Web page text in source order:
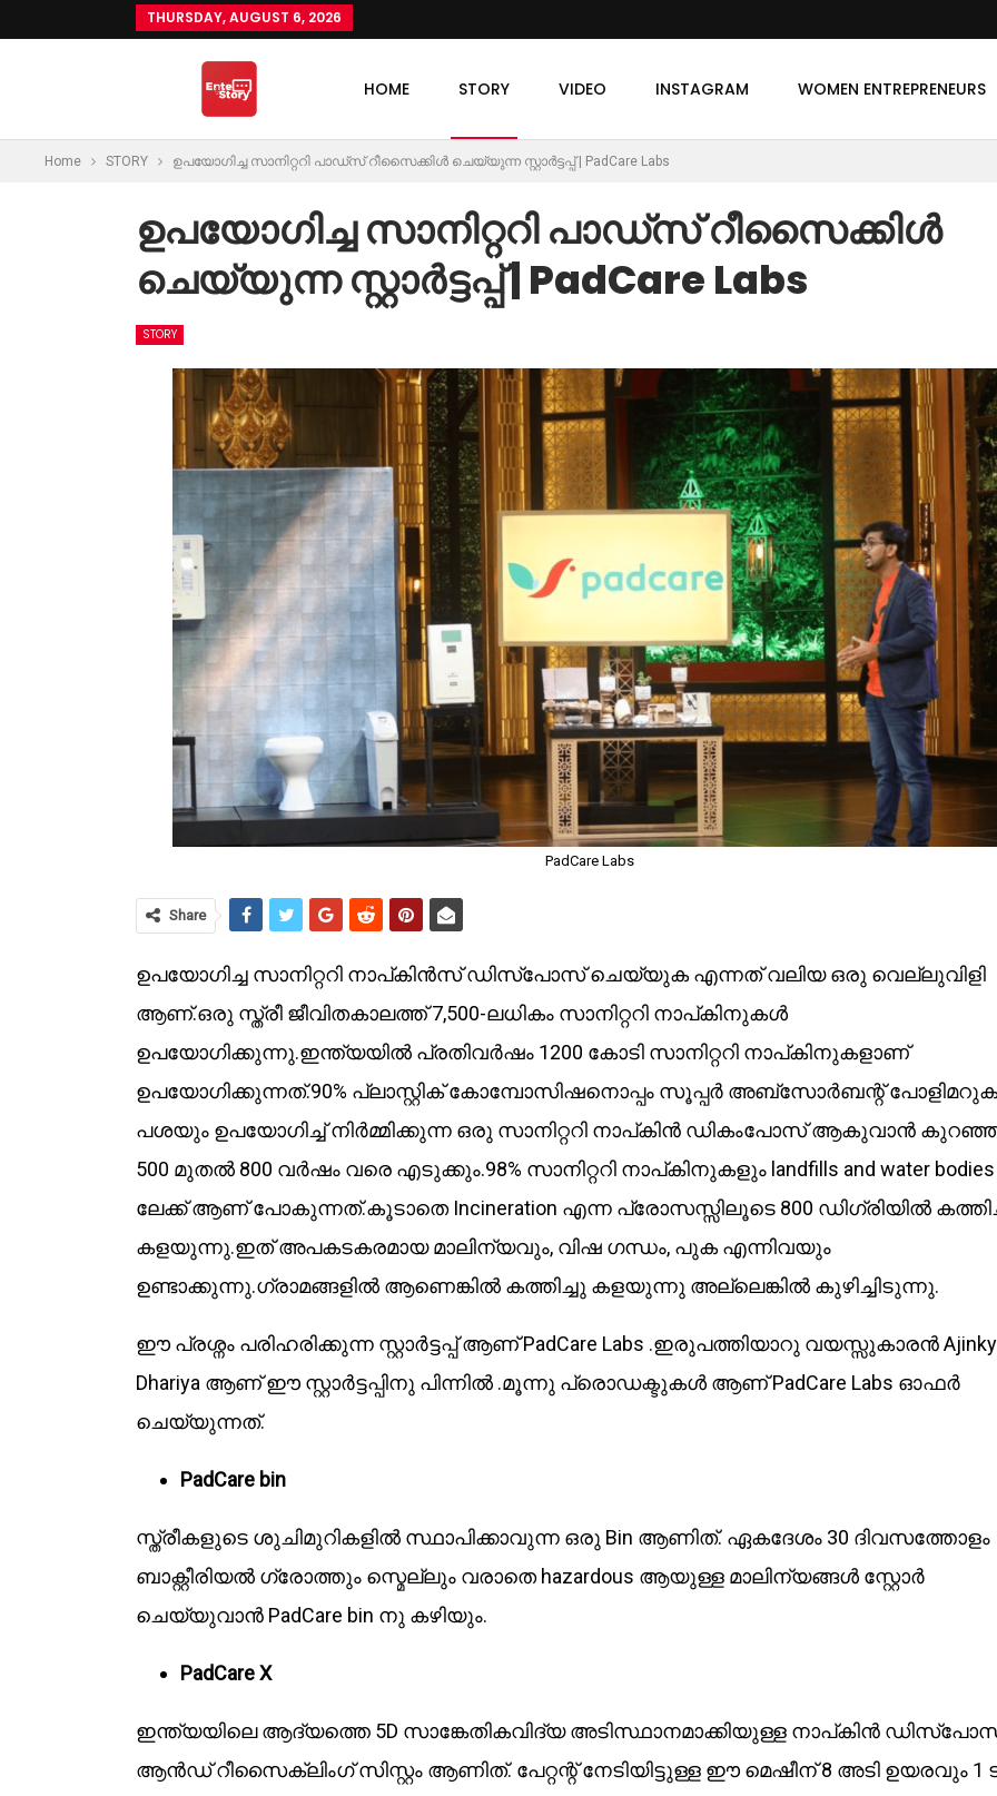
THURSDAY, AUGUST 6, 2026
HOME STORY VIDEO INSTAGRAM WOMEN ENTREPRENEURS
Home STORY ഉപയോഗിച്ച സാനിറ്ററി പാഡ്സ് റീസൈക്കിൾ ചെയ്യുന്ന സ്റ്റാർട്ടപ്പ് | PadCare Labs
ഉപയോഗിച്ച സാനിറ്ററി പാഡ്സ് റീസൈക്കിൾ
ചെയ്യുന്ന സ്റ്റാർട്ടപ്പ് | PadCare Labs
STORY
PadCare Labs
Share
ഉപയോഗിച്ച സാനിറ്ററി നാപ്കിൻസ് ഡിസ്പോസ് ചെയ്യുക എന്നത് വലിയ ഒരു വെല്ലുവിളി
ആണ്.ഒരു സ്ത്രീ ജീവിതകാലത്ത് 7,500-ലധികം സാനിറ്ററി നാപ്കിനുകൾ
ഉപയോഗിക്കുന്നു.ഇന്ത്യയിൽ പ്രതിവർഷം 1200 കോടി സാനിറ്ററി നാപ്കിനുകളാണ്
ഉപയോഗിക്കുന്നത്.90% പ്ലാസ്റ്റിക് കോമ്പോസിഷനൊപ്പം സൂപ്പർ അബ്സോർബന്റ്
പശയും ഉപയോഗിച്ച് നിർമ്മിക്കുന്ന ഒരു സാനിറ്ററി നാപ്കിൻ ഡികംപോസ് ആകുവാൻ
500 മുതൽ 800 വർഷം വരെ എടുക്കും.98% സാനിറ്ററി നാപ്കിനുകളും landfills and water bodies
ലേക്ക് ആണ് പോകുന്നത്.കൂടാതെ Incineration എന്ന പ്രോസസ്സിലൂടെ 800 ഡിഗ്രിയിൽ
കളയുന്നു.ഇത് അപകടകരമായ മാലിന്യവും, വിഷ ഗന്ധം, പുക എന്നിവയും
ഉണ്ടാക്കുന്നു.ഗ്രാമങ്ങളിൽ ആണെങ്കിൽ കത്തിച്ചു കളയുന്നു അല്ലെങ്കിൽ കുഴിച്ചിടുന്നു.
ഈ പ്രശ്നം പരിഹരിക്കുന്ന സ്റ്റാർട്ടപ്പ് ആണ് PadCare Labs .ഇരുപത്തിയാറു വയസ്സുകാരൻ
Dhariya ആണ് ഈ സ്റ്റാർട്ടപ്പിനു പിന്നിൽ .മൂന്നു പ്രൊഡക്ടുകൾ ആണ് PadCare Labs ഓഫർ
ചെയ്യുന്നത്.
PadCare bin
സ്ത്രീകളുടെ ശുചിമുറികളിൽ സ്ഥാപിക്കാവുന്ന ഒരു Bin ആണിത്. ഏകദേശം 30 ദിവസത്തോളം
ബാക്റ്റീരിയൽ ഗ്രോത്തും സ്മെല്ലും വരാതെ hazardous ആയുള്ള മാലിന്യങ്ങൾ സ്റ്റോർ
ചെയ്യുവാൻ PadCare bin നു കഴിയും.
PadCare X
ഇന്ത്യയിലെ ആദ്യത്തെ 5D സാങ്കേതികവിദ്യ അടിസ്ഥാനമാക്കിയുള്ള നാപ്കിൻ
ആൻഡ് റീസൈക്ലിംഗ് സിസ്റ്റം ആണിത്. പേറ്റന്റ് നേടിയിട്ടുള്ള ഈ മെഷീന് 8 അടി ഉയരവും 1